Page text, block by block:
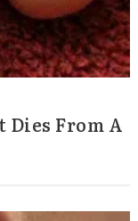
Dies From A